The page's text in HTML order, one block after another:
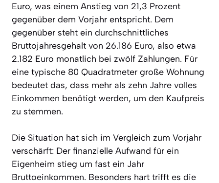
Euro, was einem Anstieg von 21,3 Prozent
gegenüber dem Vorjahr entspricht. Dem
gegenüber steht ein durchschnittliches
Bruttojahresgehalt von 26.186 Euro, also etwa
2.182 Euro monatlich bei zwölf Zahlungen. Für
eine typische 80 Quadratmeter große Wohnung
bedeutet das, dass mehr als zehn Jahre volles
Einkommen benötigt werden, um den Kaufpreis
zu stemmen.
Die Situation hat sich im Vergleich zum Vorjahr
verschärft: Der finanzielle Aufwand für ein
Eigenheim stieg um fast ein Jahr
Bruttoeinkommen. Besonders hart trifft es die